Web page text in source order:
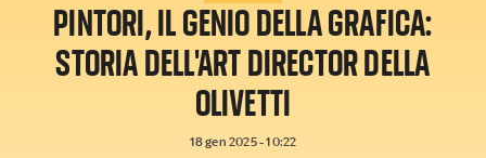
PINTORI, IL GENIO DELLA GRAFICA:
STORIA DELL'ART DIRECTOR DELLA
OLIVETTI
18 gen 2025 - 10:22